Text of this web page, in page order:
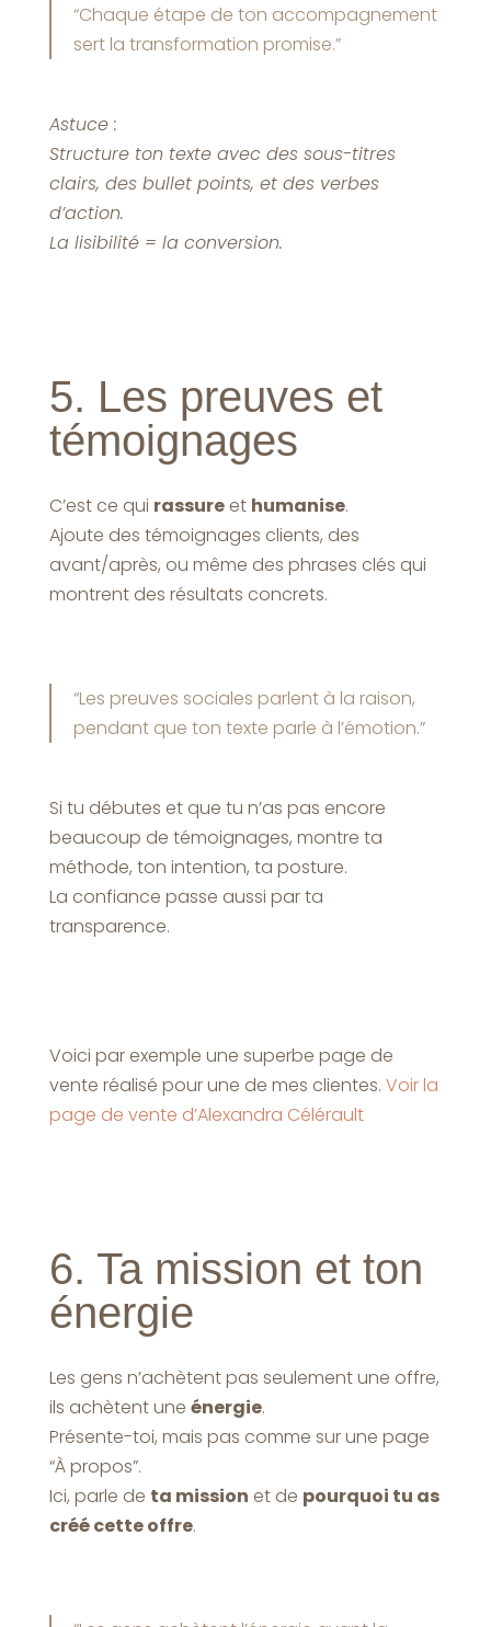
“Chaque étape de ton accompagnement
sert la transformation promise.”
Astuce :
Structure ton texte avec des sous-titres
clairs, des bullet points, et des verbes
d’action.
La lisibilité = la conversion.
5. Les preuves et
témoignages
C’est ce qui rassureet humanise.
Ajoute des témoignages clients, des
avant/après, ou même des phrases clés qui
montrent des résultats concrets.
“Les preuves sociales parlent à la raison,
pendant que ton texte parle à l’émotion.”
Si tu débutes et que tu n’as pas encore
beaucoup de témoignages, montre ta
méthode, ton intention, ta posture.
La confiance passe aussi par ta
transparence.
Voici par exemple une superbe page de
vente réalisé pour une de mes clientes. Voir la
page de vente d’Alexandra Célérault
6. Ta mission et ton
énergie
Les gens n’achètent pas seulement une offre,
ils achètent une énergie.
Présente-toi, mais pas comme sur une page
“À propos”.
Ici, parle de ta mission et de pourquoi tu as
créé cette offre.